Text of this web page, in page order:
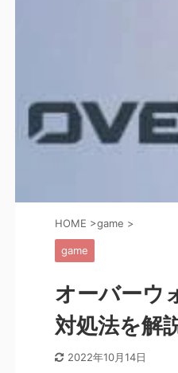
HOME >game >
game
オーバーウ
対処法を解
2022年10月14日